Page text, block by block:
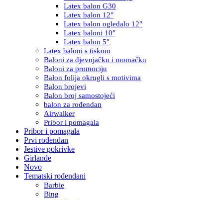
Latex balon G30
Latex balon 12″
Latex balon ogledalo 12″
Latex baloni 10″
Latex balon 5″
Latex baloni s tiskom
Baloni za djevojačku i momačku
Baloni za promociju
Balon folija okrugli s motivima
Balon brojevi
Balon broj samostojeći
balon za rođendan
Airwalker
Pribor i pomagala
Pribor i pomagala
Prvi rođendan
Jestive pokrivke
Girlande
Novo
Tematski rođendani
Barbie
Bing